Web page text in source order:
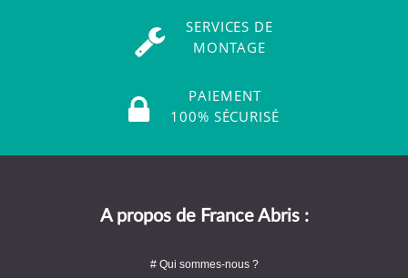
SERVICES DE
MONTAGE
PAIEMENT
100% SÉCURISÉ
A propos de France Abris :
# Qui sommes-nous ?